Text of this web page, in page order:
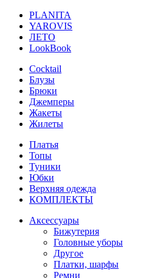
PLANITA
YAROVIS
ЛЕТО
LookBook
Cocktail
Блузы
Брюки
Джемперы
Жакеты
Жилеты
Платья
Топы
Туники
Юбки
Верхняя одежда
КОМПЛЕКТЫ
Аксессуары
Бижутерия
Головные уборы
Другое
Платки, шарфы
Ремни